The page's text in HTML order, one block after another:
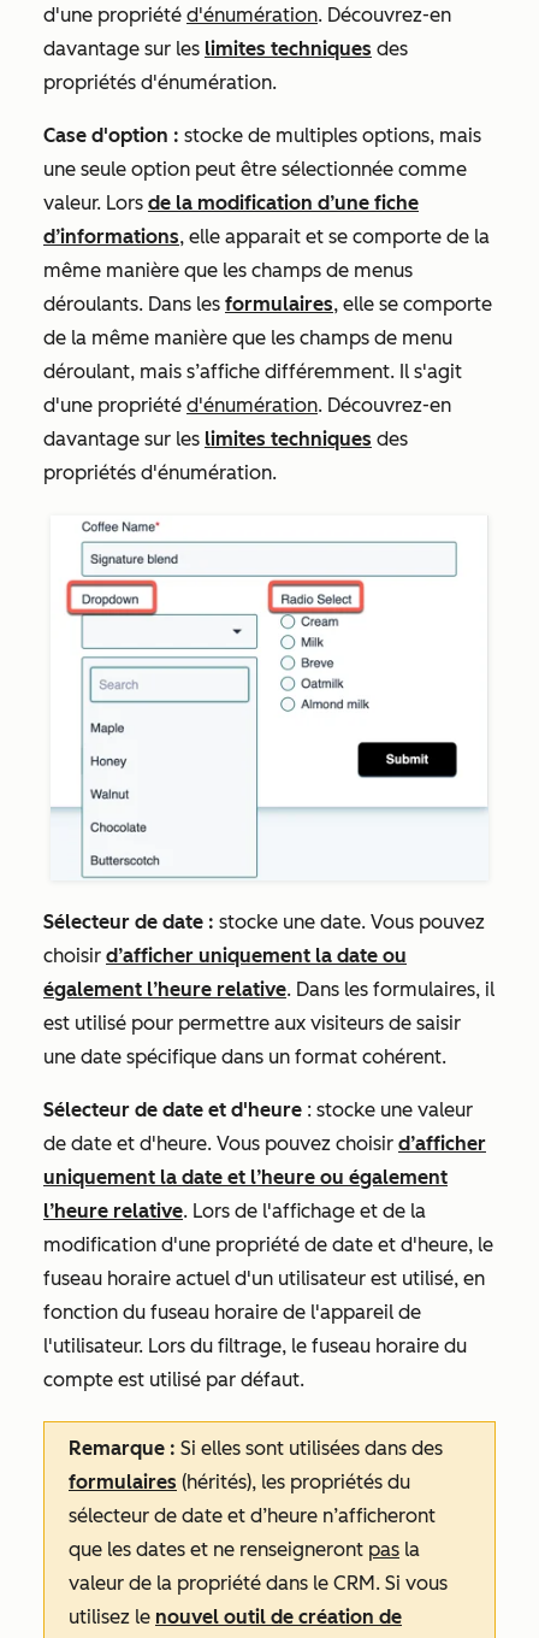
d'une propriété d'énumération. Découvrez-en
davantage sur les limites techniques des
propriétés d'énumération.
Case d'option : stocke de multiples options, mais
une seule option peut être sélectionnée comme
valeur. Lors de la modification d’une fiche
d’informations, elle apparait et se comporte de la
même manière que les champs de menus
déroulants. Dans les formulaires, elle se comporte
de la même manière que les champs de menu
déroulant, mais s’affiche différemment. Il s'agit
d'une propriété d'énumération. Découvrez-en
davantage sur les limites techniques des
propriétés d'énumération.
Sélecteur de date : stocke une date. Vous pouvez
choisir d’afficher uniquement la date ou
également l’heure relative. Dans les formulaires, il
est utilisé pour permettre aux visiteurs de saisir
une date spécifique dans un format cohérent.
Sélecteur de date et d'heure : stocke une valeur
de date et d'heure. Vous pouvez choisir d’afficher
uniquement la date et l’heure ou également
l’heure relative. Lors de l'affichage et de la
modification d'une propriété de date et d'heure, le
fuseau horaire actuel d'un utilisateur est utilisé, en
fonction du fuseau horaire de l'appareil de
l'utilisateur. Lors du filtrage, le fuseau horaire du
compte est utilisé par défaut.
Remarque : Si elles sont utilisées dans des
formulaires (hérités), les propriétés du
sélecteur de date et d’heure n’afficheront
que les dates et ne renseigneront pas la
valeur de la propriété dans le CRM. Si vous
utilisez le nouvel outil de création de